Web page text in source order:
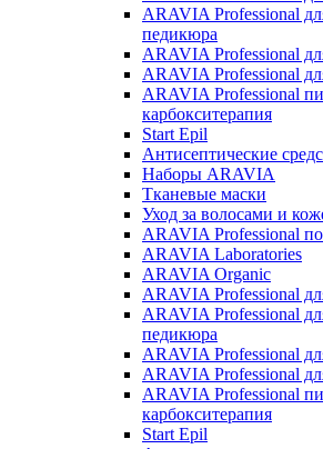
ARAVIA Professional
педикюра
ARAVIA Professional
ARAVIA Professional
ARAVIA Professional
карбокситерапия
Start Epil
Антисептические
Наборы ARAVIA
Тканевые маски
Уход за волосами и
ARAVIA Professional
ARAVIA Laboratories
ARAVIA Organic
ARAVIA Professional
ARAVIA Professional
педикюра
ARAVIA Professional
ARAVIA Professional
ARAVIA Professional
карбокситерапия
Start Epil